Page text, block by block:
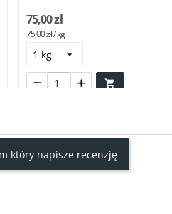

75,00 zł
75,00 zł / kg
który napisze recenzję